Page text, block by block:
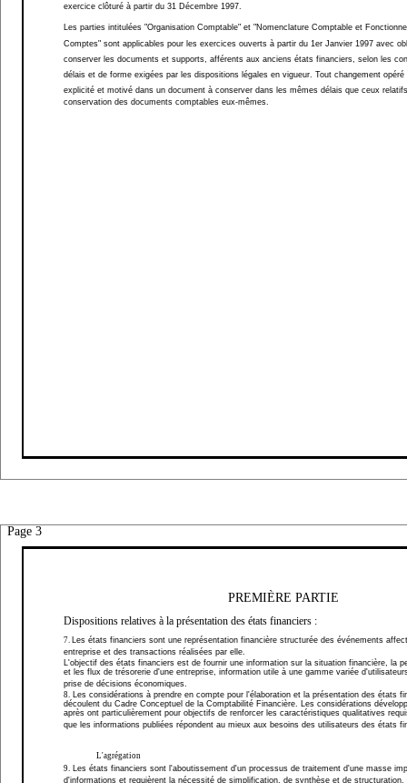
exercice clôturé à partir du 31 Décembre 1997.
Les parties intitulées "Organisation Comptable" et "Nomenclature Comptable et
Comptes" sont applicables pour les exercices ouverts à partir du 1er Janvier 1997 avec
conserver les documents et supports, afférents aux anciens états financiers, selon les
délais et de forme exigées par les dispositions légales en vigueur. Tout changement opéré
explicité et motivé dans un document à conserver dans les mêmes délais que ceux
conservation des documents comptables eux-mêmes.
Page 3
PREMIÈRE PARTIE
Dispositions relatives à la présentation des états financiers :
7. Les états financiers sont une représentation financière structurée des événements
entreprise et des transactions réalisées par elle.
L'objectif des états financiers est de fournir une information sur la situation financière, la
et les flux de trésorerie d'une entreprise, information utile à une gamme variée
prise de décisions économiques.
8. Les considérations à prendre en compte pour l'élaboration et la présentation des états
découlent du Cadre Conceptuel de la Comptabilité Financière. Les considérations
après ont particulièrement pour objectifs de renforcer les caractéristiques qualitatives
que les informations publiées répondent au mieux aux besoins des utilisateurs des états
L'agrégation
9. Les états financiers sont l'aboutissement d'un processus de traitement d'une masse
d'informations et requièrent la nécessité de simplification, de synthèse et de structuration.